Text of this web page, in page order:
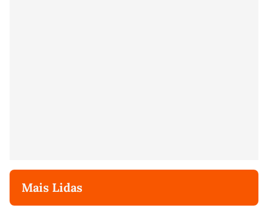
Mais Lidas